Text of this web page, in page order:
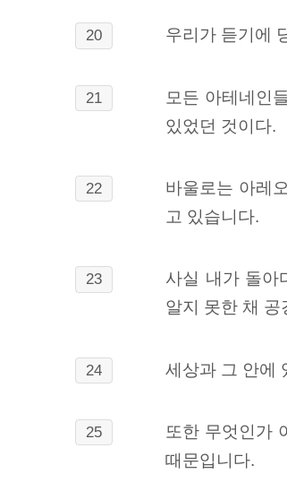
20 우리가 듣기에
21
모든 아테네인
있었던 것이다.
22
바울로는 아레
고 있습니다.
23
사실 내가 돌아
알지 못한 채
24 세상과 그 안에
25
또한 무엇인가
때문입니다.